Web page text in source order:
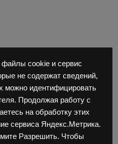
файлы cookie и сервис
не содержат сведений,
можно идентифицировать
Продолжая работу с
на обработку этих
сервиса Яндекс.Метрика.
Разрешить. Чтобы